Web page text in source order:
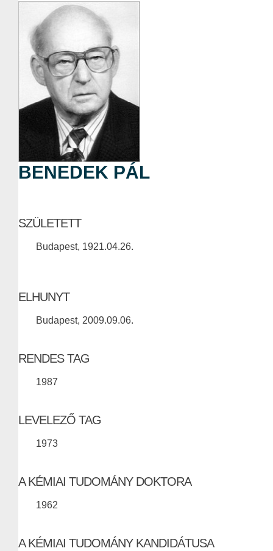
BENEDEK PÁL
SZÜLETETT
Budapest, 1921.04.26.
ELHUNYT
Budapest, 2009.09.06.
RENDES TAG
1987
LEVELEZŐ TAG
1973
A KÉMIAI TUDOMÁNY DOKTORA
1962
A KÉMIAI TUDOMÁNY KANDIDÁTUSA